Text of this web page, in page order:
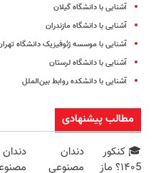
آشنایی با دانشگاه گیلان
آشنایی با دانشگاه مازندران
آشنایی با موسسه ژئوفیزیک دانشگاه
آشنایی با دانشگاه لرستان
آشنایی با دانشکده روابط بین‌الملل
مطالب پیشنهادی
🎓 کنکور
۱۴۰5؟ ماز
دندان
مصنوعی
دندان